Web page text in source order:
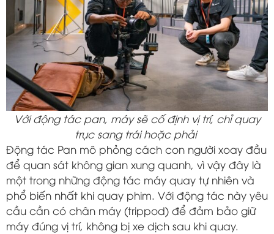
Với động tác pan, máy sẽ cố định vị trí, chỉ quay
trục sang trái hoặc phải
Động tác Pan mô phỏng cách con người xoay đầu
để quan sát không gian xung quanh, vì vậy đây là
một trong những động tác máy quay tự nhiên và
phổ biến nhất khi quay phim. Với động tác này yêu
cầu cần có chân máy (trippod) để đảm bảo giữ
máy đúng vị trí, không bị xe dịch sau khi quay.